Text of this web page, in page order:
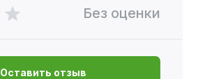
Без оценки
Оставить отзыв